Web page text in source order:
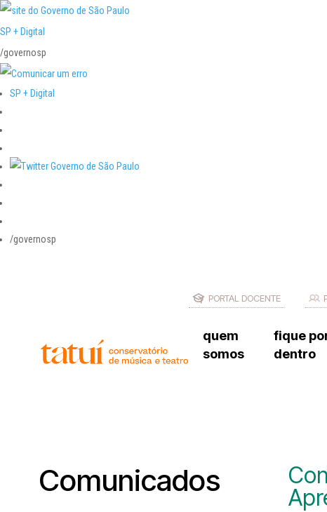
SP + Digital
/governosp
SP + Digital
/governosp
PORTAL DOCENTE
quem
somos
fique
dentro
Comunicados